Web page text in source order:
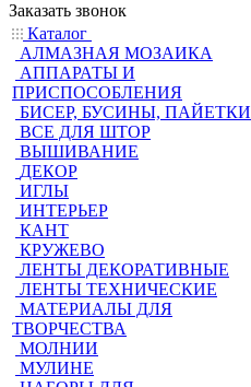
Заказать звонок
Каталог
АЛМАЗНАЯ МОЗАИКА
АППАРАТЫ И
ПРИСПОСОБЛЕНИЯ
БИСЕР, БУСИНЫ, ПАЙЕТКИ
ВСЕ ДЛЯ ШТОР
ВЫШИВАНИЕ
ДЕКОР
ИГЛЫ
ИНТЕРЬЕР
КАНТ
КРУЖЕВО
ЛЕНТЫ ДЕКОРАТИВНЫЕ
ЛЕНТЫ ТЕХНИЧЕСКИЕ
МАТЕРИАЛЫ ДЛЯ
ТВОРЧЕСТВА
МОЛНИИ
МУЛИНЕ